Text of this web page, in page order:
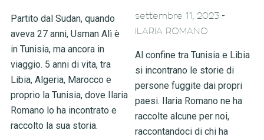
Partito dal Sudan, quando
aveva 27 anni, Usman Alì è
in Tunisia, ma ancora in
viaggio. 5 anni di vita, tra
Libia, Algeria, Marocco e
proprio la Tunisia, dove Ilaria
Romano lo ha incontrato e
raccolto la sua storia.
settembre 11, 2023 -
ILARIA ROMANO
Al confine tra Tunisia e Libia
si incontrano le storie di
persone fuggite dai propri
paesi. Ilaria Romano ne ha
raccolte alcune per noi,
raccontandoci di chi ha